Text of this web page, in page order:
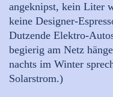
angeknipst, kein Liter
keine Designer-
Dutzende Elektro-
begierig am Netz
nachts im Winter
Solarstrom.)